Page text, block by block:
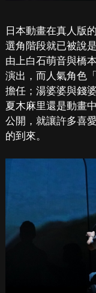
日本動畫在真人版
選角階段就已被說
由上白石萌音與橋
演出，而人氣角色
擔任；湯婆婆與錢
夏木麻里還是動畫
公開，就讓許多喜
的到來。